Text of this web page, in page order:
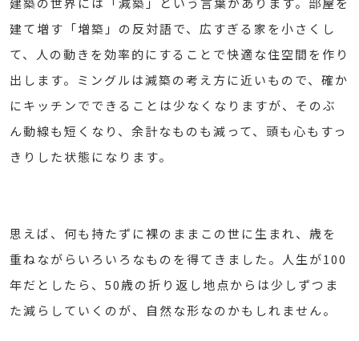
建て増す「増築」の反対語で、広すぎる家を小さくし
て、人の動きを効率的にすることで快適な住空間を作り
出します。ミングルは減築の考え方に近いもので、確か
にキッチンでできることは少なくなりますが、そのぶ
ん動線も短くなり、余計なものも減って、頭も心もすっ
きりした状態になります。
思えば、何も持たずに裸のままこの世に生まれ、歳を
重ねながらいろいろなものを得てきました。人生が100
年だとしたら、50歳の折り返し地点からは少しずつま
た減らしていくのが、自然な形なのかもしれません。